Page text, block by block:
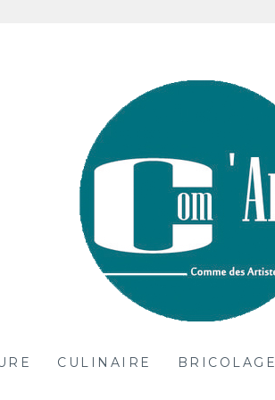
CULINAIRE BRICOLAGE